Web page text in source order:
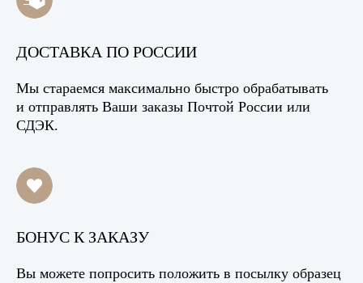
ДОСТАВКА ПО РОССИИ
Мы стараемся максимально быстро обрабатывать
и отправлять Ваши заказы Почтой России или
СДЭК.
БОНУС К ЗАКАЗУ
Вы можете попросить положить в посылку образец